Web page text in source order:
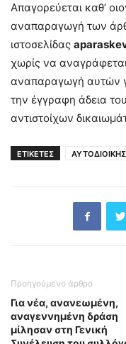
Απαγορεύεται καθ’
αναπαραγωγή των
ιστοσελίδας
χωρίς να
αναπαραγωγή αυτών
την έγγραφη άδεια
αντιστοίχων
ΕΤΙΚΕΤΕΣ
Προηγούμενο άρθρο
Για νέα, ανανεωμένη,
αναγεννημένη δράση
μίλησαν στη Γενική